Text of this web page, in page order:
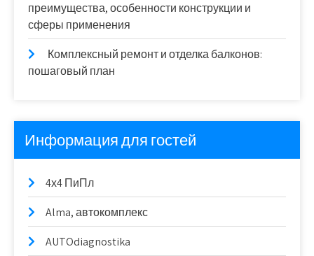
преимущества, особенности конструкции и
сферы применения
Комплексный ремонт и отделка балконов:
пошаговый план
Информация для гостей
4х4 ПиПл
Alma, автокомплекс
AUTOdiagnostika